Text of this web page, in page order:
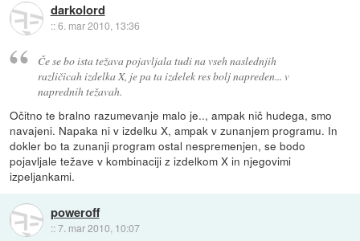
darkolord
::6. mar 2010, 13:36
Če se bo ista težava pojavljala tudi na vseh naslednjih
različicah izdelka X, je pa ta izdelek res bolj napreden... v
naprednih težavah.
Očitno te bralno razumevanje malo je.., ampak nič hudega, smo
navajeni. Napaka ni v izdelku X, ampak v zunanjem programu. In
dokler bo ta zunanji program ostal nespremenjen, se bodo
pojavljale težave v kombinaciji z izdelkom X in njegovimi
izpeljankami.
poweroff
::7. mar 2010, 10:07